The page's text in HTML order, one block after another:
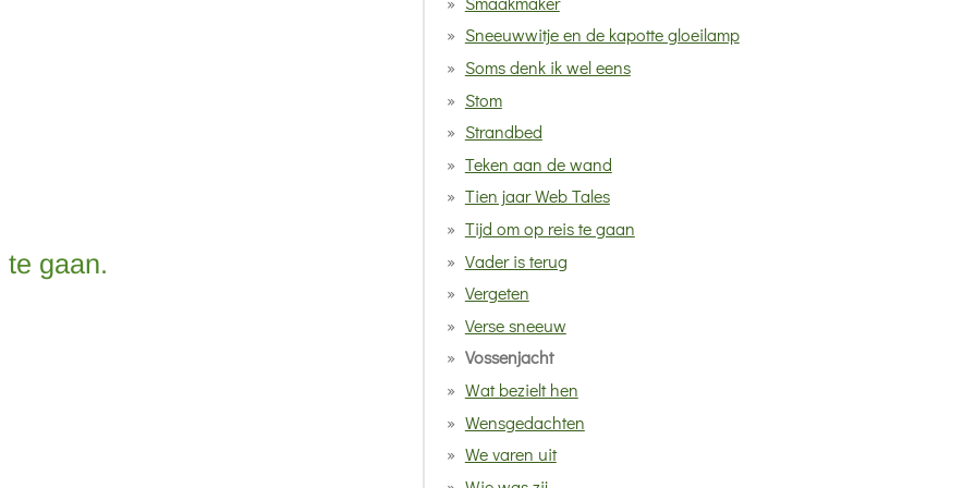
te gaan.
Sneeuwwitje en de kapotte gloeilamp
Soms denk ik wel eens
Stom
Strandbed
Teken aan de wand
Tien jaar Web Tales
Tijd om op reis te gaan
Vader is terug
Vergeten
Verse sneeuw
Vossenjacht
Wat bezielt hen
Wensgedachten
We varen uit